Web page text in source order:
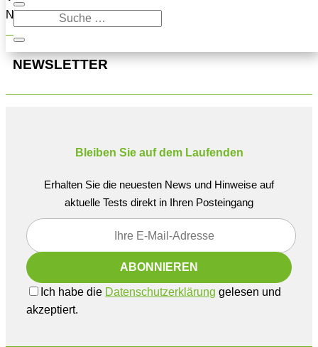
Navigation oben, um den Beitrag zu finden.
NEWSLETTER
Bleiben Sie auf dem Laufenden
Erhalten Sie die neuesten News und Hinweise auf
aktuelle Tests direkt in Ihren Posteingang
Ich habe die Datenschutzerklärung gelesen und
akzeptiert.